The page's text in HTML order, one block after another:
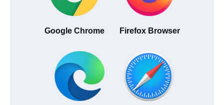
Google Chrome Firefox Browser